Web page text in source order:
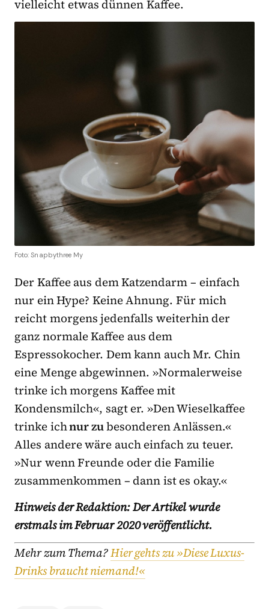
vielleicht etwas dünnen Kaffee.
Foto: Snapbythree My
Der Kaffee aus dem Katzendarm – einfach
nur ein Hype? Keine Ahnung. Für mich
reicht morgens jedenfalls weiterhin der
ganz normale Kaffee aus dem
Espressokocher. Dem kann auch Mr. Chin
eine Menge abgewinnen. »Normalerweise
trinke ich morgens Kaffee mit
Kondensmilch«, sagt er. »Den Wieselkaffee
trinke ichnur zubesonderen Anlässen.«
Alles andere wäre auch einfach zu teuer.
»Nur wenn Freunde oder die Familie
zusammenkommen – dann ist es okay.«
Hinweis der Redaktion: Der Artikel wurde
erstmals im Februar 2020 veröffentlicht.
Mehr zum Thema?Hier gehts zu »Diese Luxus-
Drinks braucht niemand!«